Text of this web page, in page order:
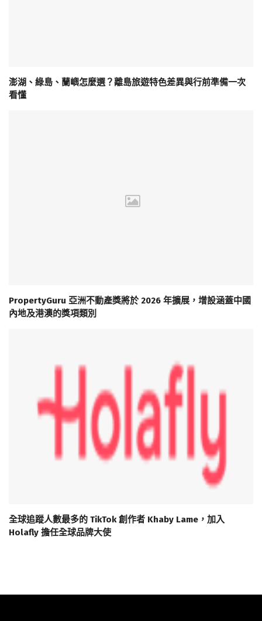
澎湖、綠島、蘭嶼怎麼選？離島旅遊特色差異與行前準備一次
看懂
PropertyGuru 亞洲不動產獎將於 2026 年擴展，增設涵蓋中國
內地及港澳的獎項類別
全球追蹤人數最多的 TikTok 創作者 Khaby Lame，加入
Holafly 擔任全球品牌大使